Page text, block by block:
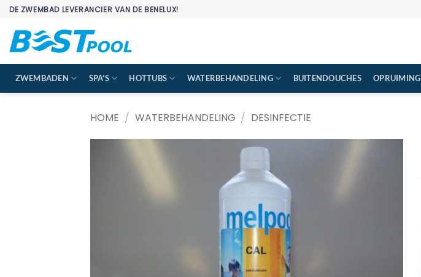
Ga
inhoud
DE ZWEMBAD LEVERANCIER VAN DE BENELUX!
ZWEMBADEN SPA’S HOTTUBS WATERBEHANDELING BUITENDOUCHES OPRUIMING
HOME / WATERBEHANDELING / DESINFECTIE